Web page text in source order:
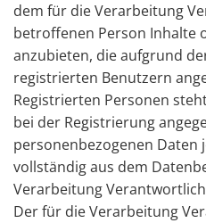
dem für die Verarbeitung
betroffenen Person Inhalte
anzubieten, die aufgrund
registrierten Benutzern
Registrierten Personen
bei der Registrierung
personenbezogenen
vollständig aus dem
Verarbeitung
Der für die Verarbeitung